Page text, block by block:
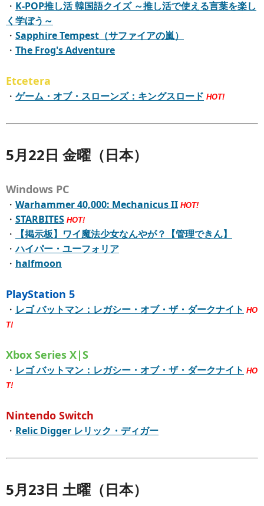
・ K-POP推し活 韓国語クイズ ～推し活で使える言葉を楽し
く学ぼう～
・ Sapphire Tempest（サファイアの嵐）
・ The Frog's Adventure
Etcetera
・ ゲーム・オブ・スローンズ：キングスロード HOT!
5月22日 金曜（日本）
Windows PC
・ Warhammer 40,000: Mechanicus II HOT!
・ STARBITES HOT!
・
【掲示板】ワイ魔法少女なんやが？【管理できん】
・ハイパー・ユーフォリア
・ halfmoon
PlayStation 5
・ レゴ バットマン：レガシー・オブ・ザ・ダークナイト HO
T!
Xbox Series X|S
・ レゴ バットマン：レガシー・オブ・ザ・ダークナイト HO
T!
Nintendo Switch
・ Relic Digger レリック・ディガー
5月23日 土曜（日本）